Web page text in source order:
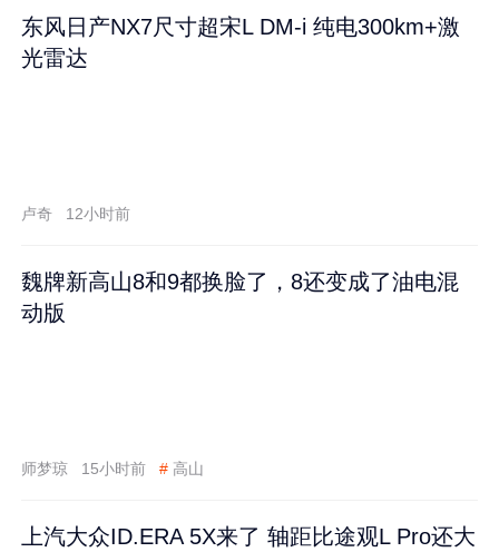
东风日产NX7尺寸超宋L DM-i 纯电300km+激
光雷达
卢奇 12小时前
魏牌新高山8和9都换脸了，8还变成了油电混
动版
师梦琼 15小时前 # 高山
上汽大众ID.ERA 5X来了 轴距比途观L Pro还大